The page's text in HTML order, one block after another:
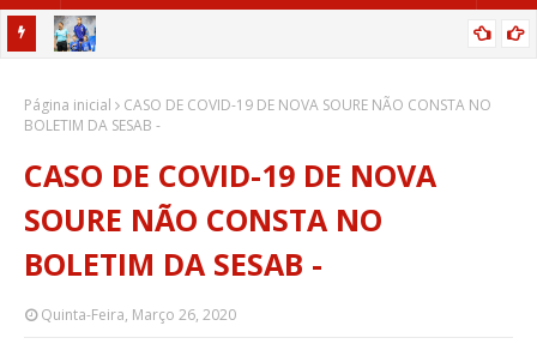
SALVADOR
Página inicial
CASO DE COVID-19 DE NOVA SOURE NÃO CONSTA NO
BOLETIM DA SESAB -
CASO DE COVID-19 DE NOVA
SOURE NÃO CONSTA NO
BOLETIM DA SESAB -
Quinta-Feira, Março 26, 2020